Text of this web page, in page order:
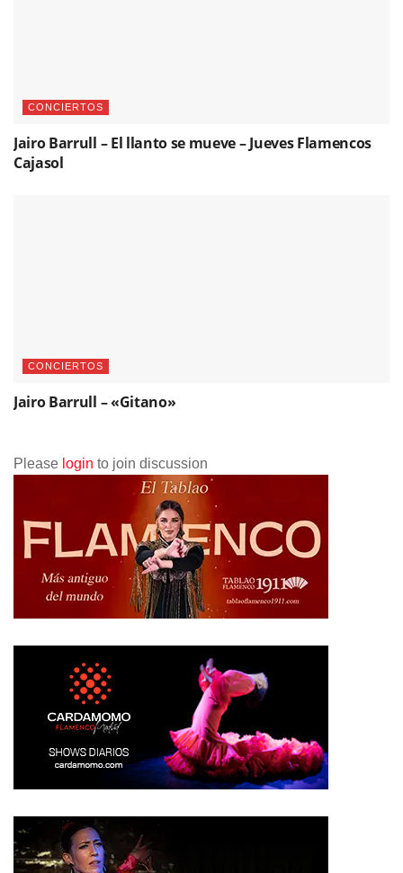
CONCIERTOS
Jairo Barrull – El llanto se mueve – Jueves Flamencos
Cajasol
CONCIERTOS
Jairo Barrull – «Gitano»
Please login to join discussion